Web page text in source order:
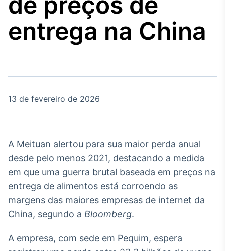
Agro
Tudo sobre o
agronegócio
Broadcast
Energia
O setor de
energia elétrica
White Label
entrega na China
13 de fevereiro de 2026
A Meituan alertou para sua maior perda anual
desde pelo menos 2021, destacando a medida
em que uma guerra brutal baseada em preços na
entrega de alimentos está corroendo as
margens das maiores empresas de internet da
China, segundo a Bloomberg.
A empresa, com sede em Pequim, espera